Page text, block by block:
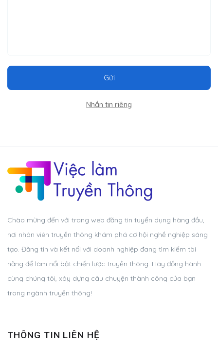
Gửi
Nhắn tin riêng
Chào mừng đến với trang web đăng tin tuyển dụng hàng đầu,
nơi nhân viên truyền thông khám phá cơ hội nghề nghiệp sáng
tạo. Đăng tin và kết nối với doanh nghiệp đang tìm kiếm tài
năng để làm nổi bật chiến lược truyền thông. Hãy đồng hành
cùng chúng tôi, xây dựng câu chuyện thành công của bạn
trong ngành truyền thông!
THÔNG TIN LIÊN HỆ